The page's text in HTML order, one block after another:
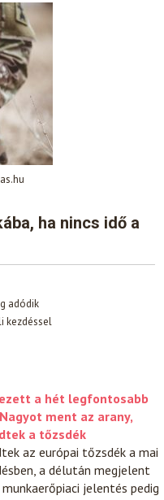
ha nincs idő a
adódik
kezdéssel
a hét legfontosabb
ment az arany,
a tőzsdék
az európai tőzsdék a mai
a délután megjelent
jelentés pedig